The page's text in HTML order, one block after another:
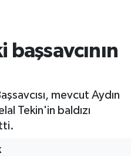
mevcut Aydın
Tekin'in baldızı
ve Fikstür